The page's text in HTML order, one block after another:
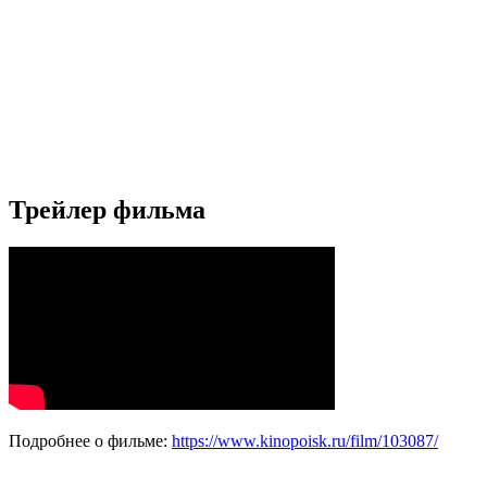
Трейлер фильма
Подробнее о фильме: https://www.kinopoisk.ru/film/103087/